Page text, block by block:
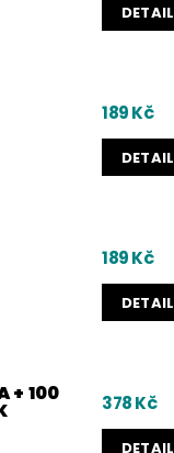
DETAIL
189 Kč
DETAIL
189 Kč
DETAIL
+ 100 378 Kč
DETAIL